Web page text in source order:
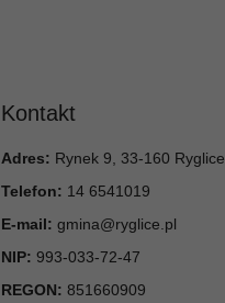
Kontakt
Adres: Rynek 9, 33-160 Ryglice
Telefon: 14 6541019
E-mail: gmina@ryglice.pl
NIP: 993-033-72-47
REGON: 851660909